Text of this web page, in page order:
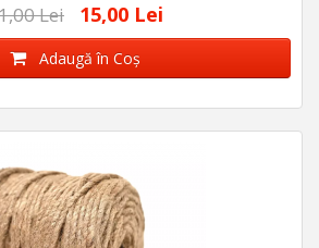
Lei 15,00 Lei
Adaugă în Coş